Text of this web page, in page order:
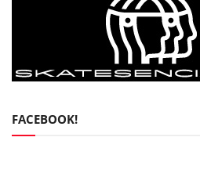
FACEBOOK!